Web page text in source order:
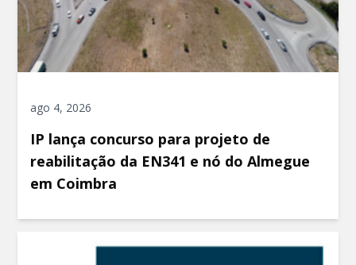
ago 4, 2026
IP lança concurso para projeto de
reabilitação da EN341 e nó do Almegue
em Coimbra